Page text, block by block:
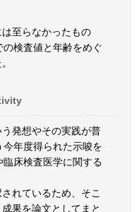
至らなかったもの
検査値と年齢をめぐ
発想やその実践が普
年度得られた示唆を
床検査医学に関する
れているため、そこ
果を論文としてまと